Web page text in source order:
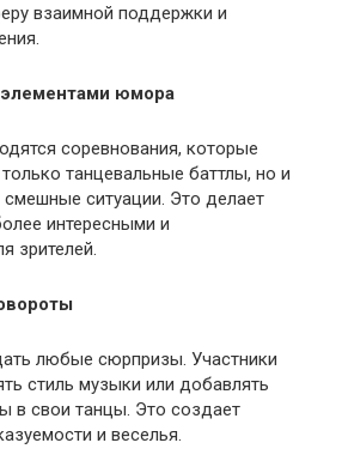
взаимной поддержки и
юмора
соревнования, которые
танцевальные баттлы, но и
ситуации. Это делает
интересными и
зрителей.
любые сюрпризы. Участники
стиль музыки или добавлять
в свои танцы. Это создает
и веселья.